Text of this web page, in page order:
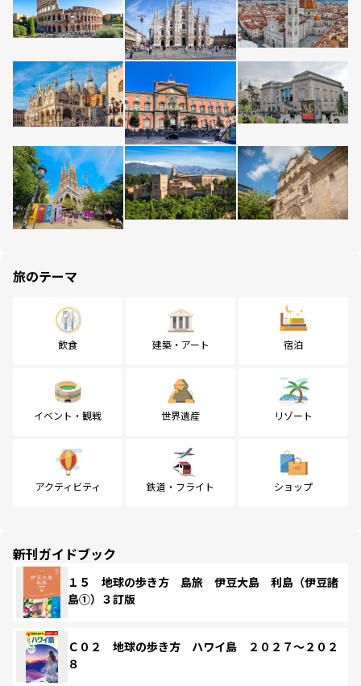
旅のテーマ
飲食 建築・アート 宿泊
イベント・観戦 世界遺産 リゾート
アクティビティ 鉄道・フライト ショップ
新刊ガイドブック
１５ 地球の歩き方 島旅 伊豆大島 利島（伊豆諸
島①）３訂版
Ｃ０２ 地球の歩き方 ハワイ島 ２０２７～２０２
８